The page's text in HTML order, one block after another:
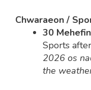
Chwaraeon /
30
Sports
2026 os
the